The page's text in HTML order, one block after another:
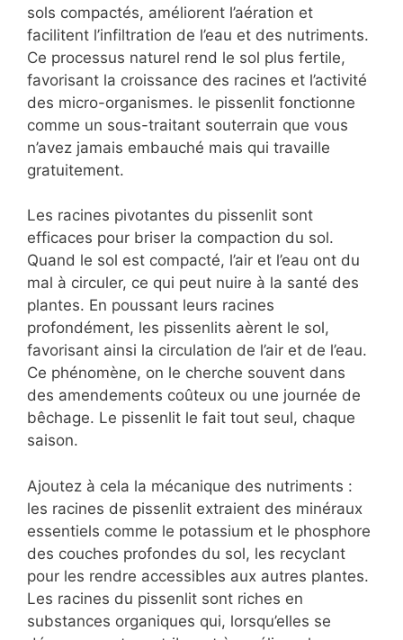
sols compactés, améliorent l’aération et
facilitent l’infiltration de l’eau et des nutriments.
Ce processus naturel rend le sol plus fertile,
favorisant la croissance des racines et l’activité
des micro-organismes. le pissenlit fonctionne
comme un sous-traitant souterrain que vous
n’avez jamais embauché mais qui travaille
gratuitement.
Les racines pivotantes du pissenlit sont
efficaces pour briser la compaction du sol.
Quand le sol est compacté, l’air et l’eau ont du
mal à circuler, ce qui peut nuire à la santé des
plantes. En poussant leurs racines
profondément, les pissenlits aèrent le sol,
favorisant ainsi la circulation de l’air et de l’eau.
Ce phénomène, on le cherche souvent dans
des amendements coûteux ou une journée de
bêchage. Le pissenlit le fait tout seul, chaque
saison.
Ajoutez à cela la mécanique des nutriments :
les racines de pissenlit extraient des minéraux
essentiels comme le potassium et le phosphore
des couches profondes du sol, les recyclant
pour les rendre accessibles aux autres plantes.
Les racines du pissenlit sont riches en
substances organiques qui, lorsqu’elles se